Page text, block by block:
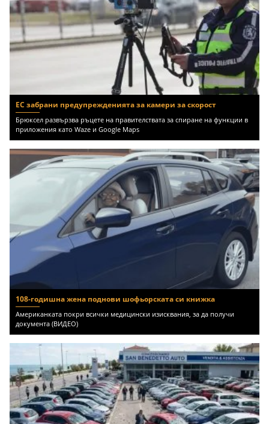
ЕС забрани предупрежденията за камери за скорост
Брюксел развързва ръцете на правителствата за спиране на функции в
приложения като Waze и Google Maps
108-годишна жена поднови шофьорската си книжка
Американката покри всички медицински изисквания, за да получи
документа (ВИДЕО)